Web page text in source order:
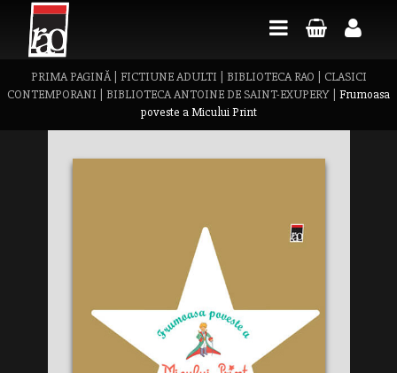
PRIMA PAGINĂ| FICTIUNE ADULTI BIBLIOTECA RAO
CLASICI
CONTEMPORANI
BIBLIOTECA ANTOINE DE SAINT-EXUPERY
Frumoasa
poveste a Micului Print